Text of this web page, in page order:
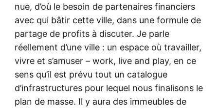
nue, d’où le besoin de partenaires financiers
avec qui bâtir cette ville, dans une formule de
partage de profits à discuter. Je parle
réellement d’une ville : un espace où travailler,
vivre et s’amuser – work, live and play, en ce
sens qu’il est prévu tout un catalogue
d’infrastructures pour lequel nous finalisons le
plan de masse. Il y aura des immeubles de